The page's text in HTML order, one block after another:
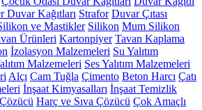
Duvar Kağıtları Strafor Duvar Çıtası
ve Mastikler Silikon Mum Silikon
Ürünleri Kartonpiyer Tavan Kaplama
İzolasyon Malzemeleri Su Yalıtım
Malzemeleri Ses Yalıtım Malzemeleri
Alçı Cam Tuğla Çimento Beton Harcı Çatı
İnşaat Kimyasalları İnşaat Temizlik
Harç ve Sıva Çözücü Çok Amaçlı